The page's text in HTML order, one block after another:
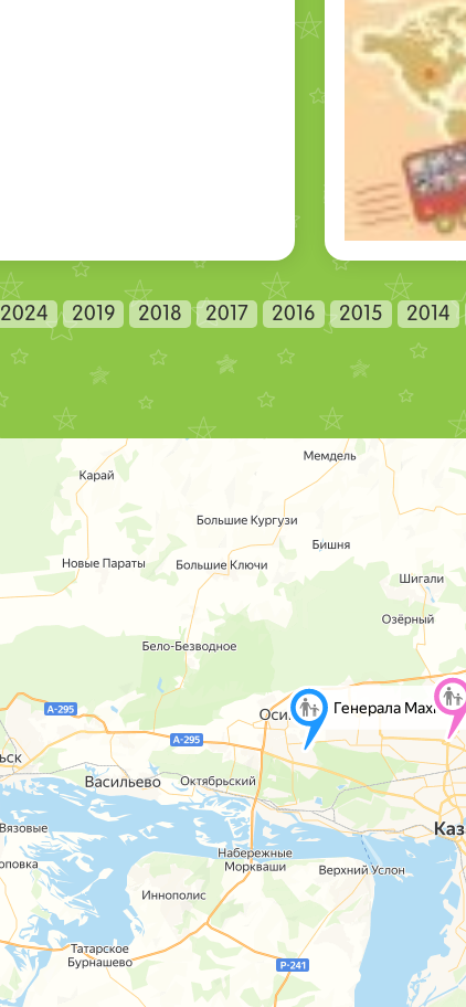
2024 2019 2018 2017 2016 2015 2014